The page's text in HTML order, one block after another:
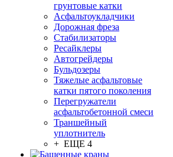
грунтовые катки
Асфальтоукладчики
Дорожная фреза
Стабилизаторы
Ресайклеры
Автогрейдеры
Бульдозеры
Тяжелые асфальтовые
катки пятого поколения
Перегружатели
асфальтобетонной смеси
Траншейный
уплотнитель
+ ЕЩЕ 4